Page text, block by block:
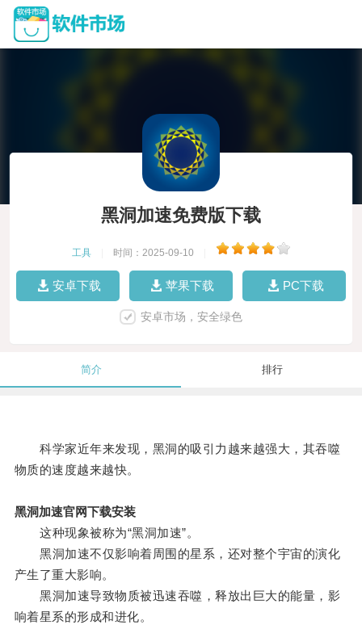
黑洞加速免费版下载
工具 时间：2025-09-10
安卓下载 苹果下载 PC下载
安卓市场，安全绿色
简介 排行
科学家近年来发现，黑洞的吸引力越来越强大，其吞噬
物质的速度越来越快。
黑洞加速官网下载安装
这种现象被称为“黑洞加速”。
黑洞加速不仅影响着周围的星系，还对整个宇宙的演化
产生了重大影响。
黑洞加速导致物质被迅速吞噬，释放出巨大的能量，影
响着星系的形成和进化。